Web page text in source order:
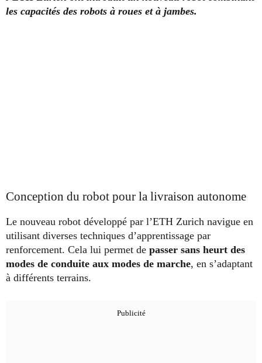
les capacités des robots à roues et à jambes.
Conception du robot pour la livraison autonome
Le nouveau robot développé par l’ETH Zurich navigue en
utilisant diverses techniques d’apprentissage par
renforcement. Cela lui permet de passer sans heurt des
modes de conduite aux modes de marche, en s’adaptant
à différents terrains.